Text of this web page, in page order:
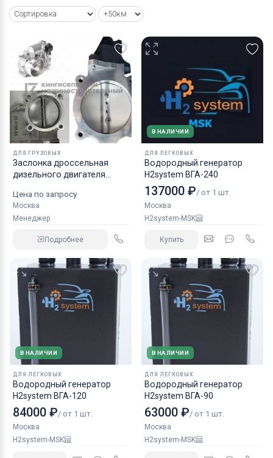
ДЛЯ ГРУЗОВЫХ
Заслонка дроссельная
дизельного двигателя
Цена по запросу
Москва
Менеджер
Подробнее
В НАЛИЧИИ
ДЛЯ ЛЕГКОВЫХ
Водородный генератор
H2system ВГА-240
137000 ₽/ от 1 шт.
Москва
H2system-MSK
Купить
В НАЛИЧИИ
ДЛЯ ЛЕГКОВЫХ
Водородный генератор
H2system ВГА-120
84000 ₽/ от 1 шт.
Москва
H2system-MSK
В НАЛИЧИИ
ДЛЯ ЛЕГКОВЫХ
Водородный генератор
H2system ВГА-90
63000 ₽/ от 1 шт.
Москва
H2system-MSK